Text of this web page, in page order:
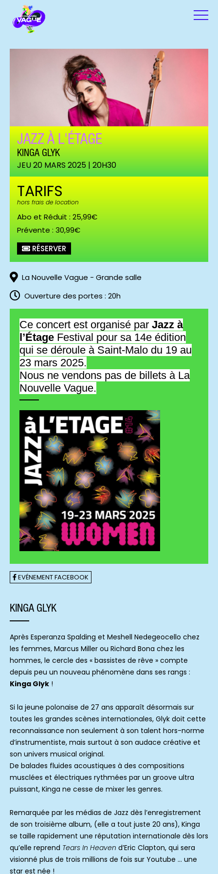
JAZZ À L'ÉTAGE
KINGA GLYK
JEU 20 MARS 2025 | 20H30
TARIFS
hors frais de location
Abo et Réduit : 25,99€
Prévente : 30,99€
RÉSERVER
La Nouvelle Vague - Grande salle
Ouverture des portes : 20h
Ce concert est organisé par Jazz à
l’Étage Festival pour sa 14e édition
qui se déroule à Saint-Malo du 19 au
23 mars 2025.
Nous ne vendons pas de billets à La
Nouvelle Vague.
EVÉNEMENT FACEBOOK
KINGA GLYK
Après Esperanza Spalding et Meshell Nedegeocello chez
les femmes, Marcus Miller ou Richard Bona chez les
hommes, le cercle des « bassistes de rêve » compte
depuis peu un nouveau phénomène dans ses rangs :
Kinga Glyk !
Si la jeune polonaise de 27 ans apparaît désormais sur
toutes les grandes scènes internationales, Glyk doit cette
reconnaissance non seulement à son talent hors-norme
d’instrumentiste, mais surtout à son audace créative et
son univers musical original.
De balades fluides acoustiques à des compositions
musclées et électriques rythmées par un groove ultra
puissant, Kinga ne cesse de mixer les genres.
Remarquée par les médias de Jazz dès l’enregistrement
de son troisième album, (elle a tout juste 20 ans), Kinga
se taille rapidement une réputation internationale dès lors
qu’elle reprend Tears In Heaven d’Eric Clapton, qui sera
visionné plus de trois millions de fois sur Youtube … une
star est née !